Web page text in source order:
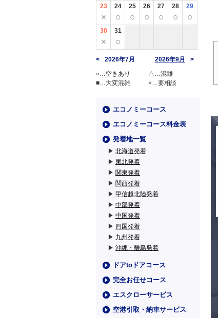
23
×
24
○
25
○
26
○
27
○
28
○
29
○
30
×
31
○
2026年7月
2026年9月
○…空きあり
△…混雑
■…大変混雑
×…要相談
エコノミーコース
エコノミーコース料金表
発着地一覧
▶ 北海道発着
▶ 東北発着
▶ 関東発着
▶ 関西発着
▶ 甲信越北陸発着
▶ 中部発着
▶ 中国発着
▶ 四国発着
▶ 九州発着
▶ 沖縄・離島発着
ドアtoドアコース
完全お任せコース
エスクローサービス
空港引取・納車サービス